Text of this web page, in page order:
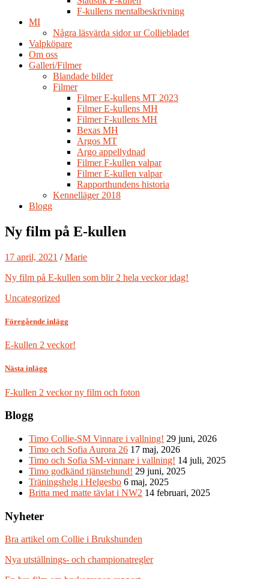
F-kullens mentalbeskrivning
MI
Några läsvärda sidor ur Colliebladet
Valpköpare
Om oss
Galleri/Filmer
Blandade bilder
Filmer
Filmer E-kullens MT 2023
Filmer E-kullens MH
Filmer F-kullens MH
Bexas MH
Argos MT
Argo appellydnad
Filmer F-kullen valpar
Filmer E-kullen valpar
Rapporthundens historia
Kennelläger 2018
Blogg
Ny film på E-kullen
17 april, 2021 /Marie
Ny film på E-kullen som blir 2 hela veckor idag!
Uncategorized
Föregående inlägg
E-kullen 2 veckor!
Nästa inlägg
F-kullen 2 veckor ny film och foton
Blogg
Timo Collie-SM Vinnare i vallning! 29 juni, 2026
Timo och Sofia Aurora 26 17 maj, 2026
Timo och Sofia SM-vinnare i vallning! 14 juli, 2025
Timo godkänd tjänstehund! 29 juni, 2025
Träningshelg i Helgesbo 6 maj, 2025
Britta med matte tävlat i NW2 14 februari, 2025
Nyheter
Bra artikel om Collie i Brukshunden
Nya utställnings- och championatregler